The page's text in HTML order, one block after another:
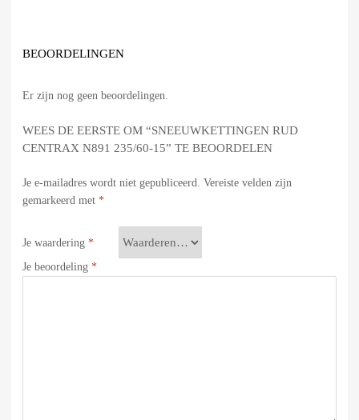
BEOORDELINGEN
Er zijn nog geen beoordelingen.
WEES DE EERSTE OM “SNEEUWKETTINGEN RUD
CENTRAX N891 235/60-15” TE BEOORDELEN
Je e-mailadres wordt niet gepubliceerd. Vereiste velden zijn
gemarkeerd met *
Je waardering *
Je beoordeling *